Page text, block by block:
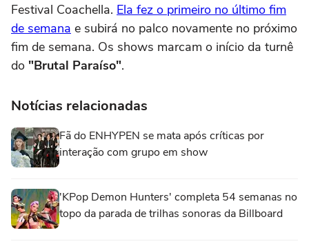
Festival Coachella. Ela fez o primeiro no último fim
de semana e subirá no palco novamente no próximo
fim de semana. Os shows marcam o início da turnê
do "Brutal Paraíso".
Notícias relacionadas
Fã do ENHYPEN se mata após críticas por
interação com grupo em show
'KPop Demon Hunters' completa 54 semanas no
topo da parada de trilhas sonoras da Billboard